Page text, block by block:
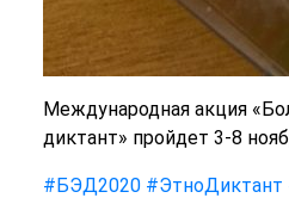
Международная акция
диктант» пройдет 3-8
#БЭД2020 #ЭтноДиктант